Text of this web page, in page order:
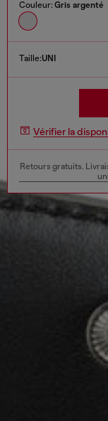
Couleur: Gris argenté
Taille:UNI
Vérifier la
Retours gratuits.